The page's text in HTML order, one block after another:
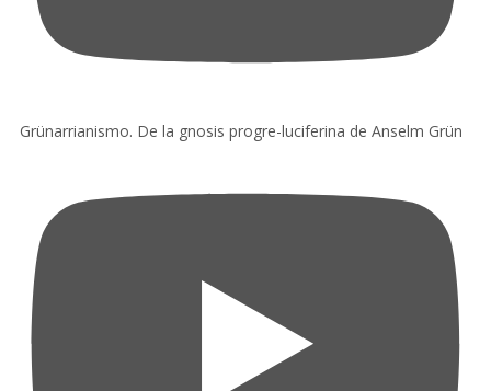
Grünarrianismo. De la gnosis progre-luciferina de Anselm Grün